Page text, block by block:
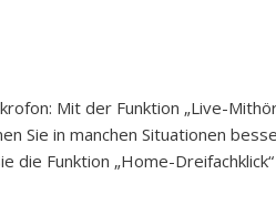
Mit der Funktion „Live-
Sie in manchen Situationen
die Funktion „Home-